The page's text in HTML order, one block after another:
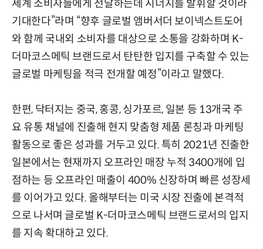
세계 소비자들에게 전달하는데 시너지를 발휘할 것이라
기대한다”라며 “향후 글로벌 앰버서더 보이넥스트도어
와 함께 국내외 소비자를 대상으로 소통을 강화하며 K-
더마코스메틱 브랜드로서 탄탄한 입지를 구축할 수 있는
글로벌 마케팅을 적극 전개할 예정”이라고 말했다.
한편, 닥터지는 중국, 홍콩, 싱가포르, 일본 등 13개국 주
요 유통 채널에 진출해 현지 맞춤형 제품 론칭과 마케팅
활동으로 좋은 성과를 거두고 있다. 특히 2021년 진출한
일본에서는 현재까지 오프라인 매장 누적 3400개에 입
점하는 등 오프라인 매출이 400% 신장하며 빠른 성장세
를 이어가고 있다. 올해부터는 미국 시장 진출에 본격적
으로 나서며 글로벌 K-더마코스메틱 브랜드로서의 입지
를 지속 확대하고 있다.